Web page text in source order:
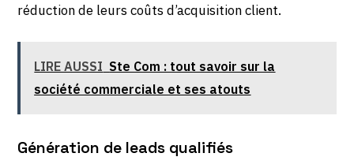
réduction de leurs coûts d’acquisition client.
LIRE AUSSI Ste Com : tout savoir sur la
société commerciale et ses atouts
Génération de leads qualifiés